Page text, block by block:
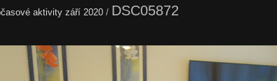
aktivity září 2020 / DSC05872